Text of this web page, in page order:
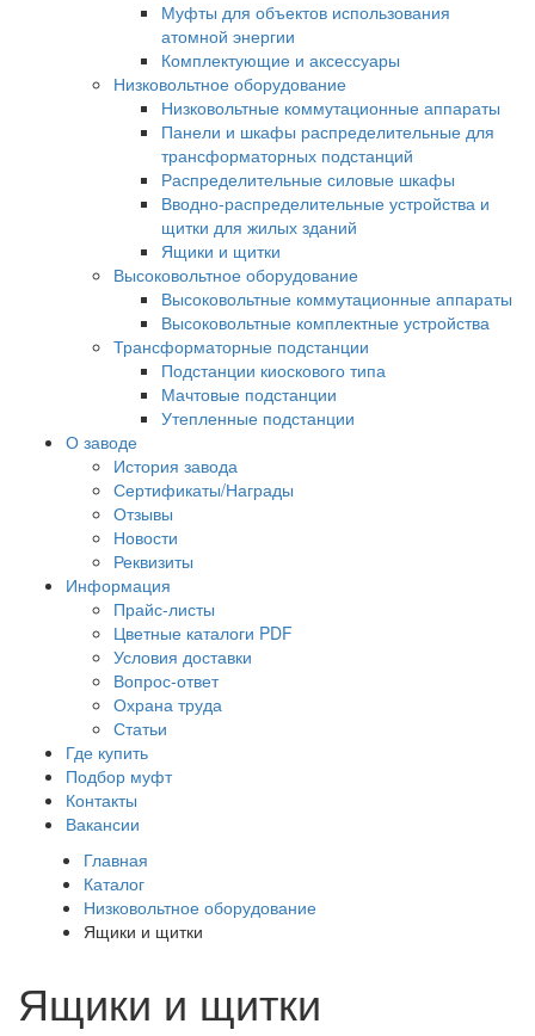
Муфты для объектов использования
атомной энергии
Комплектующие и аксессуары
Низковольтное оборудование
Низковольтные коммутационные аппараты
Панели и шкафы распределительные для
трансформаторных подстанций
Распределительные силовые шкафы
Вводно-распределительные устройства и
щитки для жилых зданий
Ящики и щитки
Высоковольтное оборудование
Высоковольтные коммутационные аппараты
Высоковольтные комплектные устройства
Трансформаторные подстанции
Подстанции киоскового типа
Мачтовые подстанции
Утепленные подстанции
О заводе
История завода
Сертификаты/Награды
Отзывы
Новости
Реквизиты
Информация
Прайс-листы
Цветные каталоги PDF
Условия доставки
Вопрос-ответ
Охрана труда
Статьи
Где купить
Подбор муфт
Контакты
Вакансии
Главная
Каталог
Низковольтное оборудование
Ящики и щитки
Ящики и щитки